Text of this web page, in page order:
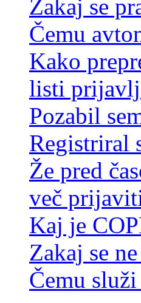
Zakaj se
Čemu
Kako
listi
Pozabil
Registriral
Že pred
več
Kaj je
Zakaj se
Čemu